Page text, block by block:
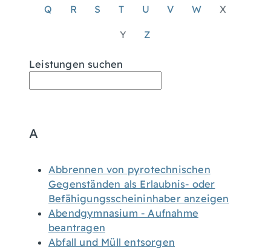
Q R S T U V W X
Y Z
Leistungen suchen
A
Abbrennen von pyrotechnischen
Gegenständen als Erlaubnis- oder
Befähigungsscheininhaber anzeigen
Abendgymnasium - Aufnahme
beantragen
Abfall und Müll entsorgen